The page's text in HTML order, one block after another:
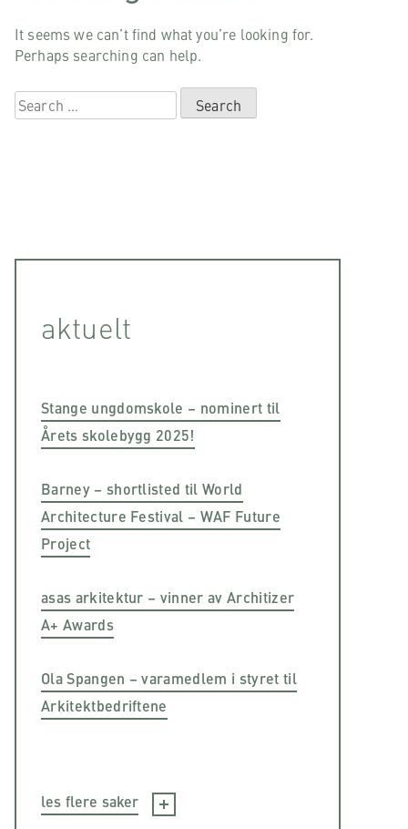
It seems we can’t find what you’re looking for.
Perhaps searching can help.
Search
for:
aktuelt
Stange ungdomskole – nominert til
Årets skolebygg 2025!
Barney – shortlisted til World
Architecture Festival – WAF Future
Project
asas arkitektur – vinner av Architizer
A+ Awards
Ola Spangen – varamedlem i styret til
Arkitektbedriftene
les flere saker